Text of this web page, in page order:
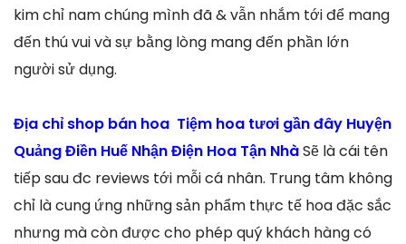
kim chỉ nam chúng mình đã & vẫn nhắm tới để mang
đến thú vui và sự bằng lòng mang đến phần lớn
người sử dụng.
Địa chỉ shop bán hoa Tiệm hoa tươi gần đây Huyện
Quảng Điền Huế Nhận Điện Hoa Tận NhàSẽ là cái tên
tiếp sau đc reviews tới mỗi cá nhân. Trung tâm không
chỉ là cung ứng những sản phẩm thực tế hoa đặc sắc
nhưng mà còn được cho phép quý khách hàng có